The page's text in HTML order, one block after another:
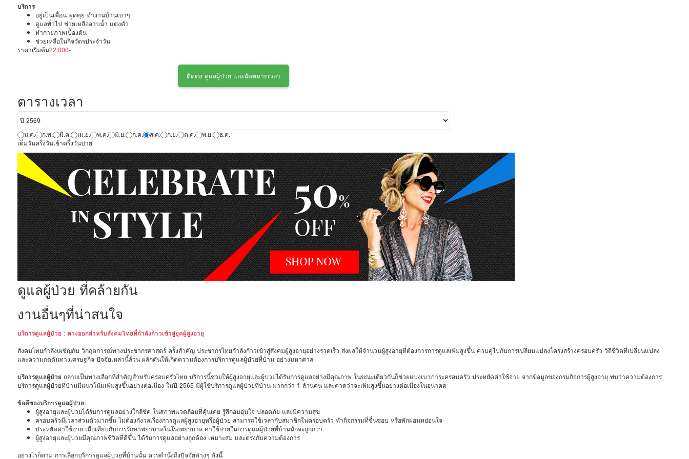
บริการ
อยู่เป็นเพื่อน พูดคุย ทำงานบ้านเบาๆ
ดูแลทั่วไป ช่วยเหลืออาบน้ำ แต่งตัว
ทำกายภาพเบื้องต้น
ช่วยเหลือในกิจวัตรประจำวัน
ราคาเริ่มต้น22,000-
ติดต่อ ดูแลผู้ป่วย และนัดหมายเวลา
ตารางเวลา
ม.ค. ก.พ. มี.ค. เม.ย. พ.ค. มิ.ย. ก.ค. ส.ค. ก.ย. ต.ค. พ.ย.
ธ.ค.
เต็มวันครึ่งวันเช้าครึ่งวันบ่าย
ดูแลผู้ป่วย ที่คล้ายกัน
งานอื่นๆที่น่าสนใจ
บริการดูแลผู้ป่วย : ทางออกสำหรับสังคมไทยที่กำลังก้าวเข้าสู่ยุคผู้สูงอายุ
สังคมไทยกำลังเผชิญกับ วิกฤตการณ์ทางประชากรศาสตร์ ครั้งสำคัญ ประชากรไทยกำลังก้าวเข้าสู่สังคมผู้สูงอายุอย่างรวดเร็ว ส่งผลให้จำนวนผู้สูงอายุที่ต้องการการดูแลเพิ่มสูงขึ้น ควบคู่ไปกับการเปลี่ยนแปลงโครงสร้างครอบครัว วิถีชีวิตที่เปลี่ยนแปลง
และความกดดันทางเศรษฐกิจ ปัจจัยเหล่านี้ล้วน ผลักดันให้เกิดความต้องการบริการดูแลผู้ป่วยที่บ้าน อย่างมหาศาล
บริการดูแลผู้ป่วย กลายเป็นทางเลือกที่สำคัญสำหรับครอบครัวไทย บริการนี้ช่วยให้ผู้สูงอายุและผู้ป่วยได้รับการดูแลอย่างมีคุณภาพ ในขณะเดียวกันก็ช่วยแบ่งเบาภาระครอบครัว ประหยัดค่าใช้จ่าย จากข้อมูลของกรมกิจการผู้สูงอายุ พบว่าความต้องการ
บริการดูแลผู้ป่วยที่บ้านมีแนวโน้มเพิ่มสูงขึ้นอย่างต่อเนื่อง ในปี 2565 มีผู้ใช้บริการดูแลผู้ป่วยที่บ้าน มากกว่า 1 ล้านคน และคาดว่าจะเพิ่มสูงขึ้นอย่างต่อเนื่องในอนาคต
ข้อดีของบริการดูแลผู้ป่วย:
ผู้สูงอายุและผู้ป่วยได้รับการดูแลอย่างใกล้ชิด ในสภาพแวดล้อมที่คุ้นเคย รู้สึกอบอุ่นใจ ปลอดภัย และมีความสุข
ครอบครัวมีเวลาส่วนตัวมากขึ้น ไม่ต้องกังวลเรื่องการดูแลผู้สูงอายุหรือผู้ป่วย สามารถใช้เวลากับสมาชิกในครอบครัว ทำกิจกรรมที่ชื่นชอบ หรือพักผ่อนหย่อนใจ
ประหยัดค่าใช้จ่าย เมื่อเทียบกับการรักษาพยาบาลในโรงพยาบาล ค่าใช้จ่ายในการดูแลผู้ป่วยที่บ้านมักจะถูกกว่า
ผู้สูงอายุและผู้ป่วยมีคุณภาพชีวิตที่ดีขึ้น ได้รับการดูแลอย่างถูกต้อง เหมาะสม และตรงกับความต้องการ
อย่างไรก็ตาม การเลือกบริการดูแลผู้ป่วยที่บ้านนั้น ควรคำนึงถึงปัจจัยต่างๆ ดังนี้